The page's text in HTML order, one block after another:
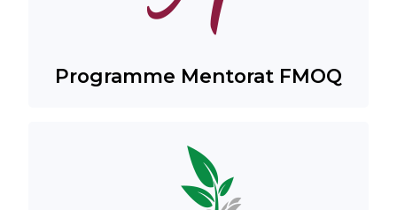
Programme Mentorat FMOQ